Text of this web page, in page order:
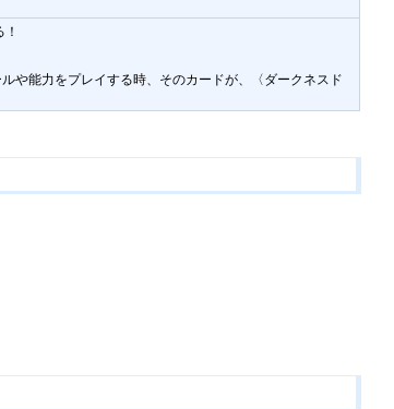
や能力をプレイする時、そのカードが、〈ダークネスド